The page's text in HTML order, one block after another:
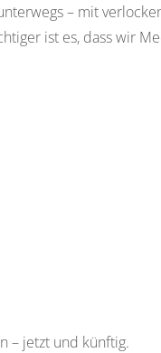
– mit
ist es, dass wir
– jetzt und künftig.